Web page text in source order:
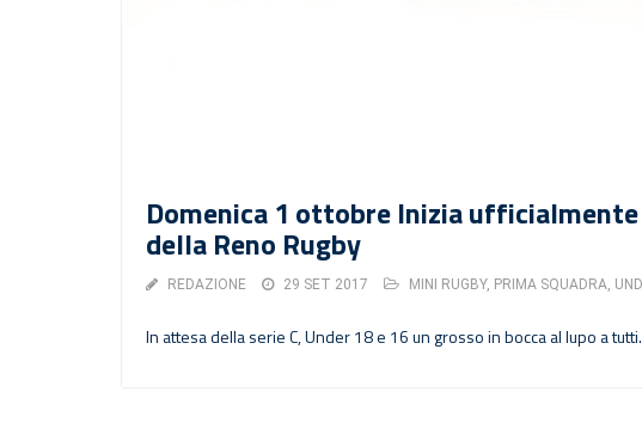
Domenica 1 ottobre Inizia
della Reno Rugby
REDAZIONE 29 SET 2017 MINI RUGBY, PRIMA SQUADRA,
In attesa della serie C, Under 18 e 16 un grosso in bocca al lupo a